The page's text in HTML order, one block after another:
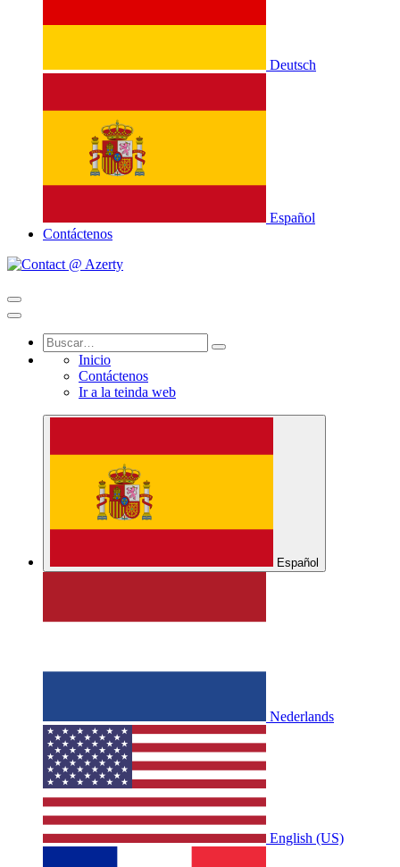
Deutsch
Español
Contáctenos
Inicio
Contáctenos
Ir a la teinda web
Español
Nederlands
English (US)